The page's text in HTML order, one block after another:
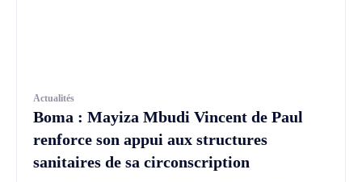
Actualités
Boma : Mayiza Mbudi Vincent de Paul
renforce son appui aux structures
sanitaires de sa circonscription